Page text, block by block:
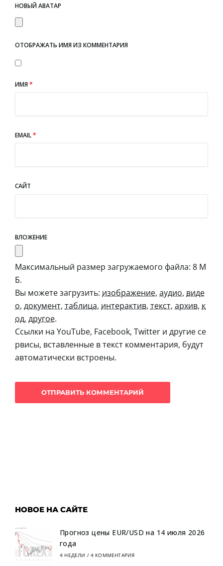
НОВЫЙ АВАТАР
ОТОБРАЖАТЬ ИМЯ ИЗ КОММЕНТАРИЯ
ИМЯ*
EMAIL*
САЙТ
ВЛОЖЕНИЕ
Максимальный размер загружаемого файла: 8 М
Б.
Вы можете загрузить: изображение, аудио, виде
о, документ, таблица, интерактив, текст, архив, к
од, другое.
Ссылки на YouTube, Facebook, Twitter и другие се
рвисы, вставленные в текст комментария, будут
автоматически встроены.
НОВОЕ НА САЙТЕ
Прогноз цены EUR/USD на 14 июля 2026
года
4 НЕДЕЛИ / 4 КОММЕНТАРИЯ